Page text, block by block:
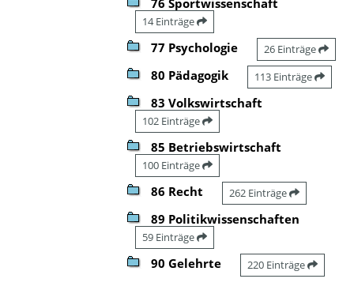
14 Einträge
77 Psychologie 26 Einträge
80 Pädagogik 113 Einträge
83 Volkswirtschaft
102 Einträge
85 Betriebswirtschaft
100 Einträge
86 Recht 262 Einträge
89 Politikwissenschaften
59 Einträge
90 Gelehrte 220 Einträge